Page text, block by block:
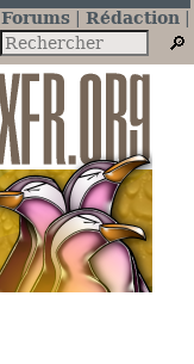
Forums
Rédaction